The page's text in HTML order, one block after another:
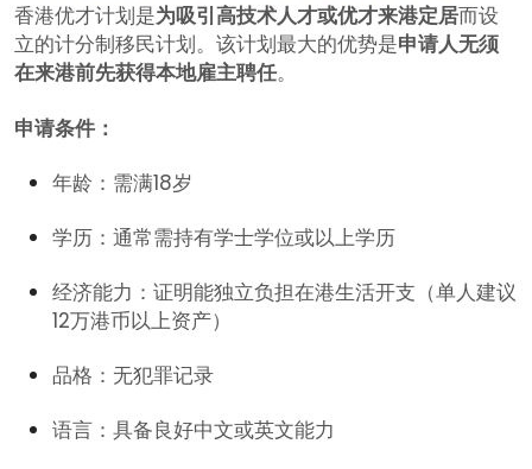
香港优才计划是为吸引高技术人才或优才来港定居而设
立的计分制移民计划。该计划最大的优势是申请人无须
在来港前先获得本地雇主聘任。
申请条件：
年龄：需满18岁
学历：通常需持有学士学位或以上学历
经济能力：证明能独立负担在港生活开支（单人建议
12万港币以上资产）
品格：无犯罪记录
语言：具备良好中文或英文能力